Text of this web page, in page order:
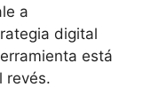
a
digital
está
revés.